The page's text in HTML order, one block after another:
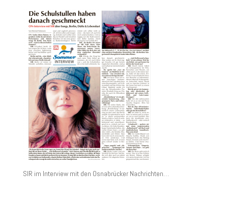
SIR im Interview mit den Osnabrücker Nachrichten…